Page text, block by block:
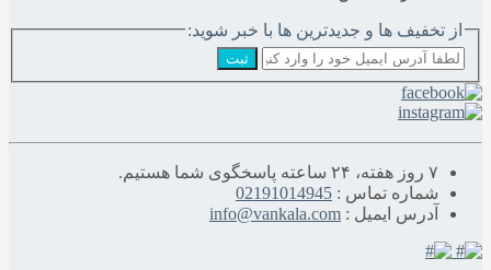
از تخفیف ها و جدیدترین ها با خبر شوید:
ثبت
۷ روز هفته، ۲۴ ساعته پاسخگوی شما هستیم.
شماره تماس : 02191014945
آدرس ایمیل : info@vankala.com